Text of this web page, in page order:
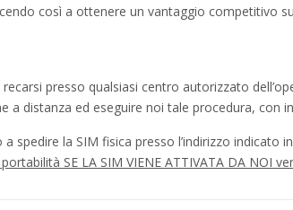
così a ottenere un vantaggio competitivo
presso qualsiasi centro autorizzato
a distanza ed eseguire noi tale procedura, con
spedire la SIM fisica presso l’indirizzo indicato
SE LA SIM VIENE ATTIVATA DA NOI